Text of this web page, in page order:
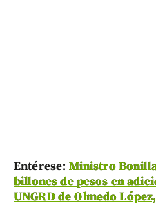
Entérese: Ministro
billones de pesos en
UNGRD de Olmedo